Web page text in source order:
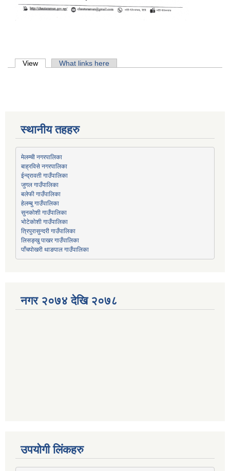
Primary tabs
View (active tab)What links here
स्थानीय तहहरु
मेलम्ची नगरपालिका
बाह्रविसे नगरपालिका
ईन्द्रावती गाउँपालिका
जुगल गाउँपालिका
बलेफी गाउँपालिका
हेलम्बु गाउँपालिका
सुनकोशी गाउँपालिका
भोटेकोशी गाउँपालिका
त्रिपुरासुन्दरी गाउँपालिका
लिसङ्खु पाखर गाउँपालिका
पाँचपोखरी थाङपाल गाउँपालिका
नगर २०७४ देखि २०७८
उपयोगी लिंकहरु